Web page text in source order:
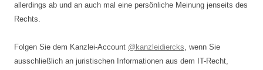
allerdings ab und an auch mal eine persönliche Meinung jenseits des
Rechts.
Folgen Sie dem Kanzlei-Account @kanzleidiercks, wenn Sie
ausschließlich an juristischen Informationen aus dem IT-Recht,